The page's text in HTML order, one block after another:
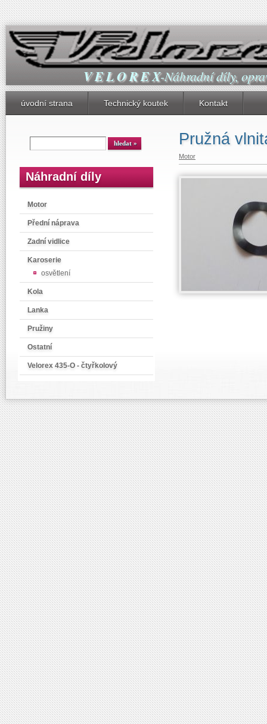
V E L O R E X-Náhradní díly,
úvodní strana Technický koutek Kontakt
Náhradní díly
Motor
Přední náprava
Zadní vidlice
Karoserie
osvětlení
Kola
Lanka
Pružiny
Ostatní
Velorex 435-O - čtyřkolový
Pružná
Motor